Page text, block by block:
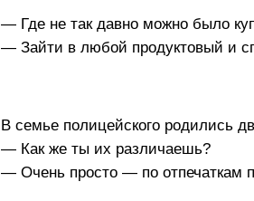
— Где не так давно можно было
— Зайти в любой продуктовый и
В семье полицейского родились
— Как же ты их различаешь?
— Очень просто — по отпечаткам